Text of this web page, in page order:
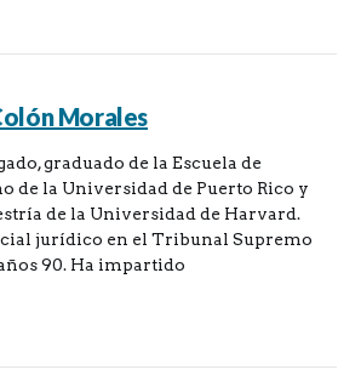
Morales
graduado de la Escuela de
de la Universidad de Puerto Rico y
de la Universidad de Harvard.
jurídico en el Tribunal Supremo
90. Ha impartido